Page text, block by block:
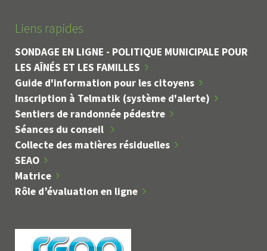
Liens rapides
SONDAGE EN LIGNE - POLITIQUE MUNICIPALE POUR
LES AÎNÉS ET LES FAMILLES
Guide d'information pour les citoyens
Inscription à Telmatik (système d'alerte)
Sentiers de randonnée pédestre
Séances du conseil
Collecte des matières résiduelles
SEAO
Matrice
Rôle d’évaluation en ligne